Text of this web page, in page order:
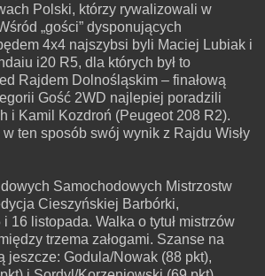
Polski, którzy rywalizowali w
„gości” dysponujących
4x4 najszybsi byli Maciej Lubiak i
i20 R5, dla których był to
Rajdem Dolnośląskim – finałową
Gość 2WD najlepiej poradzili
i Kamil Kozdroń (Peugeot 208 R2).
w ten sposób swój wynik z Rajdu Wisły
Samochodowych Mistrzostw
Cieszyńskiej Barbórki,
16 listopada. Walka o tytuł mistrzów
trzema załogami. Szanse na
jeszcze: Godula/Nowak (88 pkt),